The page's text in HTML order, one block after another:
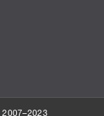
2007–2023